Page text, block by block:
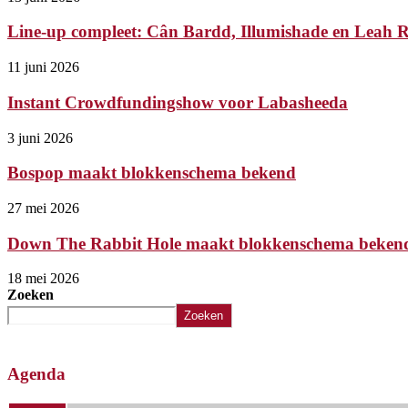
Line-up compleet: Cân Bardd, Illumishade en Leah
11 juni 2026
Instant Crowdfundingshow voor Labasheeda
3 juni 2026
Bospop maakt blokkenschema bekend
27 mei 2026
Down The Rabbit Hole maakt blokkenschema
18 mei 2026
Zoeken
Zoeken
Agenda